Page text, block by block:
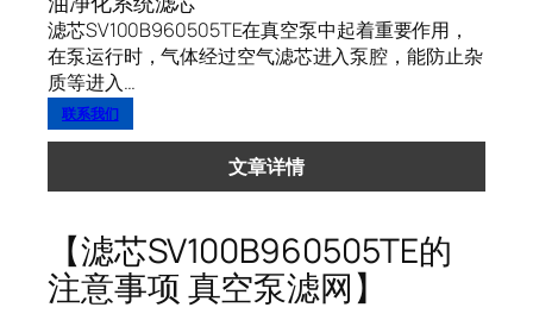
滤芯SV100B960505TE在真空泵中起着重要作用，
在泵运行时，气体经过空气滤芯进入泵腔，能防止杂
质等进入…
联系我们
文章详情
【滤芯SV100B960505TE的
注意事项 真空泵滤网】